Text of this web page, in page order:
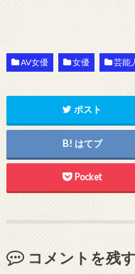
AV女優 女優 芸能
ポスト
はてブ
Pocket
コメントを残す